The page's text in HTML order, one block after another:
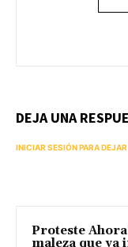
DEJA UNA
INICIAR SESIÓN PARA
Proteste
maleza que ya